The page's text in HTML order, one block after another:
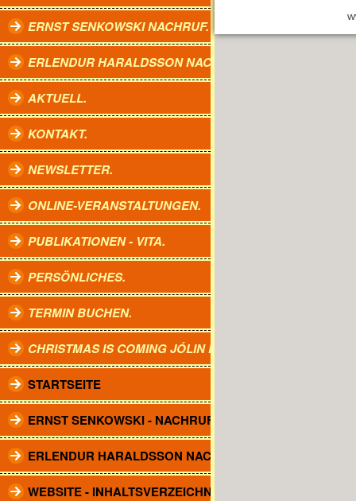
ERNST SENKOWSKI NACHRUF.
ERLENDUR HARALDSSON NACHRUF.
AKTUELL.
KONTAKT.
NEWSLETTER.
ONLINE-VERANSTALTUNGEN.
PUBLIKATIONEN - VITA.
PERSÖNLICHES.
TERMIN BUCHEN.
CHRISTMAS IS COMING JÓLIN KOMA.
STARTSEITE
ERNST SENKOWSKI - NACHRUF
ERLENDUR HARALDSSON NACHRUF
WEBSITE - INHALTSVERZEICHNIS